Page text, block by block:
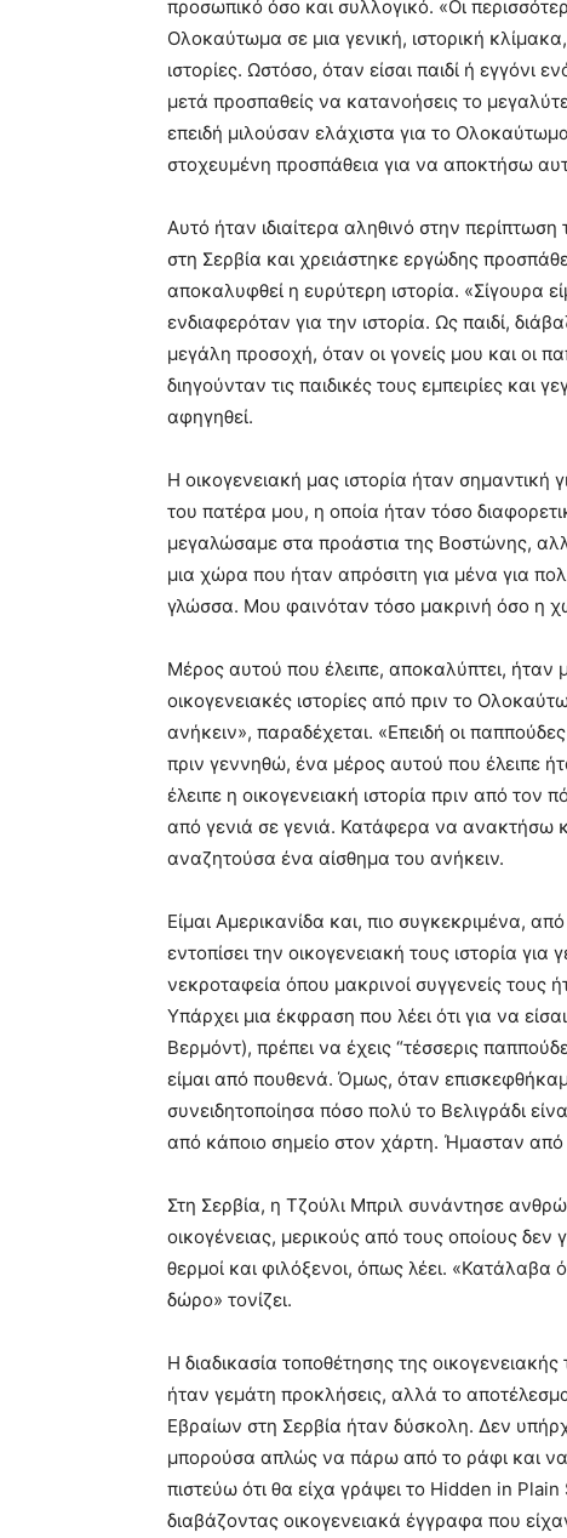
προσωπικό όσο και συλλογικό. «Οι
Ολοκαύτωμα σε μια γενική, ιστορική
ιστορίες. Ωστόσο, όταν είσαι παιδί ή εγγόνι
μετά προσπαθείς να κατανοήσεις το
επειδή μιλούσαν ελάχιστα για το
στοχευμένη προσπάθεια για να αποκτήσω
Αυτό ήταν ιδιαίτερα αληθινό στην
στη Σερβία και χρειάστηκε εργώδης
αποκαλυφθεί η ευρύτερη ιστορία. «Σίγουρα
ενδιαφερόταν για την ιστορία. Ως παιδί,
μεγάλη προσοχή, όταν οι γονείς μου και οι
διηγούνταν τις παιδικές τους εμπειρίες και
αφηγηθεί.
Η οικογενειακή μας ιστορία ήταν σημαντική
του πατέρα μου, η οποία ήταν τόσο
μεγαλώσαμε στα προάστια της Βοστώνης,
μια χώρα που ήταν απρόσιτη για μένα για
γλώσσα. Μου φαινόταν τόσο μακρινή όσο η
Μέρος αυτού που έλειπε, αποκαλύπτει, ήταν
οικογενειακές ιστορίες από πριν το
ανήκειν», παραδέχεται. «Επειδή οι
πριν γεννηθώ, ένα μέρος αυτού που έλειπε
έλειπε η οικογενειακή ιστορία πριν από τον
από γενιά σε γενιά. Κατάφερα να ανακτήσω
αναζητούσα ένα αίσθημα του ανήκειν.
Είμαι Αμερικανίδα και, πιο συγκεκριμένα,
εντοπίσει την οικογενειακή τους ιστορία
νεκροταφεία όπου μακρινοί συγγενείς τους
Υπάρχει μια έκφραση που λέει ότι για να
Βερμόντ), πρέπει να έχεις “τέσσερις
είμαι από πουθενά. Όμως, όταν
συνειδητοποίησα πόσο πολύ το Βελιγράδι
από κάποιο σημείο στον χάρτη. Ήμασταν
Στη Σερβία, η Τζούλι Μπριλ συνάντησε
οικογένειας, μερικούς από τους οποίους
θερμοί και φιλόξενοι, όπως λέει. «Κατάλαβα
δώρο» τονίζει.
Η διαδικασία τοποθέτησης της
ήταν γεμάτη προκλήσεις, αλλά το
Εβραίων στη Σερβία ήταν δύσκολη. Δεν
μπορούσα απλώς να πάρω από το ράφι και να
πιστεύω ότι θα είχα γράψει το Hidden in
διαβάζοντας οικογενειακά έγγραφα που